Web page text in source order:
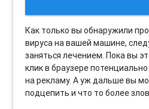
Как только вы обнаружили
вируса на вашей машине,
заняться лечением. Пока вы
клик в браузере
на рекламу. А уж дальше вы
подцепить и что то более